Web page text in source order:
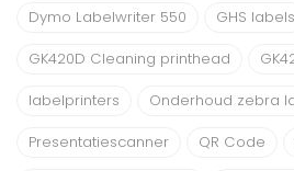
Dymo Labelwriter 550
GHS labels
GK420D Cleaning printhead
labelprinters
Onderhoud zebra
Presentatiescanner
QR Code